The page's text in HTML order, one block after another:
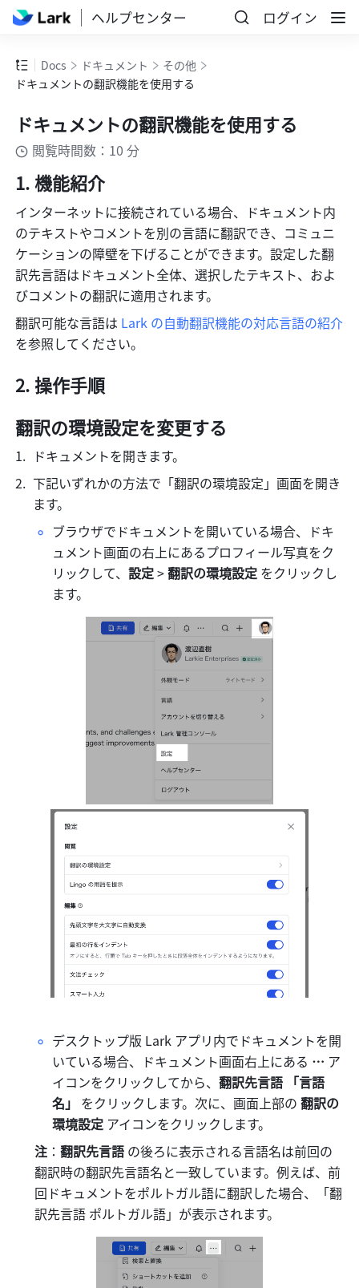
ヘルプセンター ログイン
Docs ドキュメント
その他
ドキュメントの翻訳機能を使用する
ドキュメントの翻訳機能を使用する
閲覧時間数：10 分
機能紹介
インターネットに接続されている場合、ドキュメント内
のテキストやコメントを別の言語に翻訳でき、コミュニ
ケーションの障壁を下げることができます。設定した翻
訳先言語はドキュメント全体、選択したテキスト、およ
びコメントの翻訳に適用されます。
翻訳可能な言語は Lark の自動翻訳機能の対応言語の紹介
を参照してください。
操作手順
翻訳の環境設定を変更する
ドキュメントを開きます。
下記いずれかの方法で「翻訳の環境設定」画面を開き
ます。
ブラウザでドキュメントを開いている場合、ドキ
ュメント画面の右上にあるプロフィール写真をク
リックして、設定 > 翻訳の環境設定 をクリックし
ます。
デスクトップ版 Lark アプリ内でドキュメントを開
いている場合、ドキュメント画面右上にある … ア
イコンをクリックしてから、翻訳先言語 「言語
名」 をクリックします。次に、画面上部の 翻訳の
環境設定 アイコンをクリックします。
注 ：翻訳先言語 の後ろに表示される言語名は前回の
翻訳時の翻訳先言語名と一致しています。例えば、前
回ドキュメントをポルトガル語に翻訳した場合、「翻
訳先言語 ポルトガル語」が表示されます。